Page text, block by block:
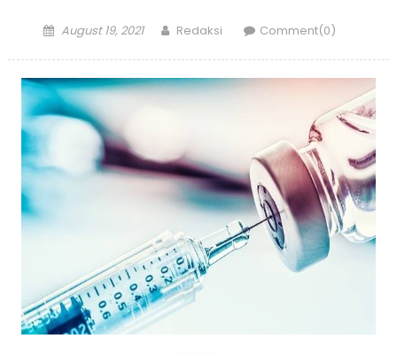
Posted
August 19, 2021 Author
Redaksi Comment(0)